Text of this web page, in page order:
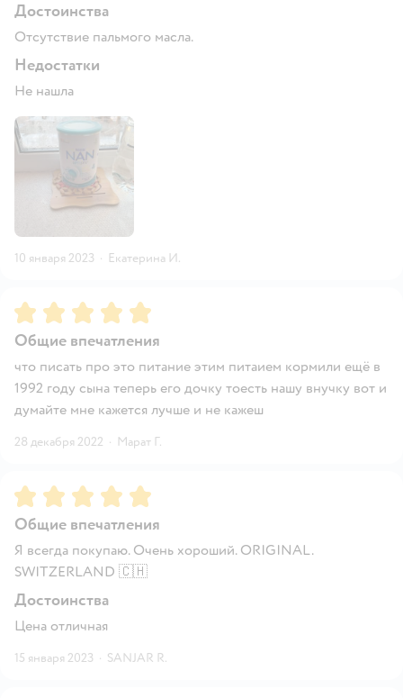
Достоинства
Отсутствие пальмого масла.
Недостатки
Не нашла
10 января 2023 · Екатерина И.
Рейтинг:5
Общие впечатления
что писать про это питание этим питаием кормили ещё в
1992 году сына теперь его дочку тоесть нашу внучку вот и
думайте мне кажется лучше и не кажеш
28 декабря 2022 · Марат Г.
Рейтинг:5
Общие впечатления
Я всегда покупаю. Очень хороший. ORIGINAL.
SWITZERLAND 🇨🇭
Достоинства
Цена отличная
15 января 2023 · SANJAR R.